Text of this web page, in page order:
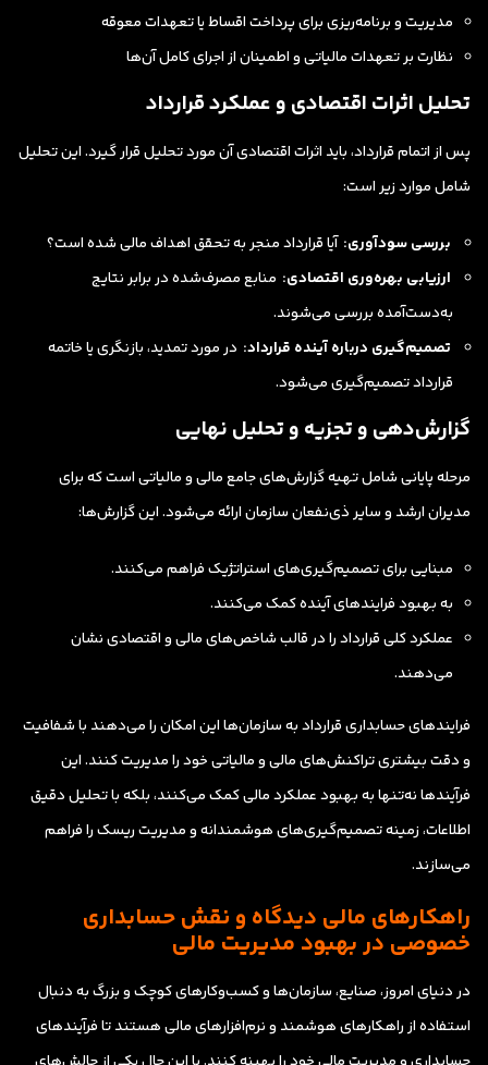
مدیریت و برنامه‌ریزی برای پرداخت اقساط یا تعهدات معوقه
نظارت بر تعهدات مالیاتی و اطمینان از اجرای کامل آن‌ها
تحلیل اثرات اقتصادی و عملکرد قرارداد
پس از اتمام قرارداد، باید اثرات اقتصادی آن مورد تحلیل قرار گیرد. این تحلیل
شامل موارد زیر است:
بررسی سودآوری: آیا قرارداد منجر به تحقق اهداف مالی شده است؟
ارزیابی بهره‌وری اقتصادی: منابع مصرف‌شده در برابر نتایج
به‌دست‌آمده بررسی می‌شوند.
تصمیم‌گیری درباره آینده قرارداد: در مورد تمدید، بازنگری یا خاتمه
قرارداد تصمیم‌گیری می‌شود.
گزارش‌دهی و تجزیه و تحلیل نهایی
مرحله پایانی شامل تهیه گزارش‌های جامع مالی و مالیاتی است که برای
مدیران ارشد و سایر ذی‌نفعان سازمان ارائه می‌شود. این گزارش‌ها:
مبنایی برای تصمیم‌گیری‌های استراتژیک فراهم می‌کنند.
به بهبود فرایندهای آینده کمک می‌کنند.
عملکرد کلی قرارداد را در قالب شاخص‌های مالی و اقتصادی نشان
می‌دهند.
فرایندهای حسابداری قرارداد به سازمان‌ها این امکان را می‌دهند با شفافیت
و دقت بیشتری تراکنش‌های مالی و مالیاتی خود را مدیریت کنند. این
فرآیندها نه‌تنها به بهبود عملکرد مالی کمک می‌کنند، بلکه با تحلیل دقیق
اطلاعات، زمینه تصمیم‌گیری‌های هوشمندانه و مدیریت ریسک را فراهم
می‌سازند.
راهکارهای مالی دیدگاه و نقش حسابداری
خصوصی در بهبود مدیریت مالی
در دنیای امروز، صنایع، سازمان‌ها و کسب‌وکارهای کوچک و بزرگ به دنبال
استفاده از راهکارهای هوشمند و نرم‌افزارهای مالی هستند تا فرآیندهای